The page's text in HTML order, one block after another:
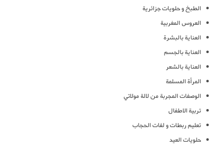
الطبخ و حلويات جزائرية
العروس المغربية
العناية بالبشرة
العناية بالجسم
العناية بالشعر
المرأة المسلمة
الوصفات المجربة من لالة مولاتي
تربية الاطفال
تعليم ربطات و لفات الحجاب
حلويات العيد